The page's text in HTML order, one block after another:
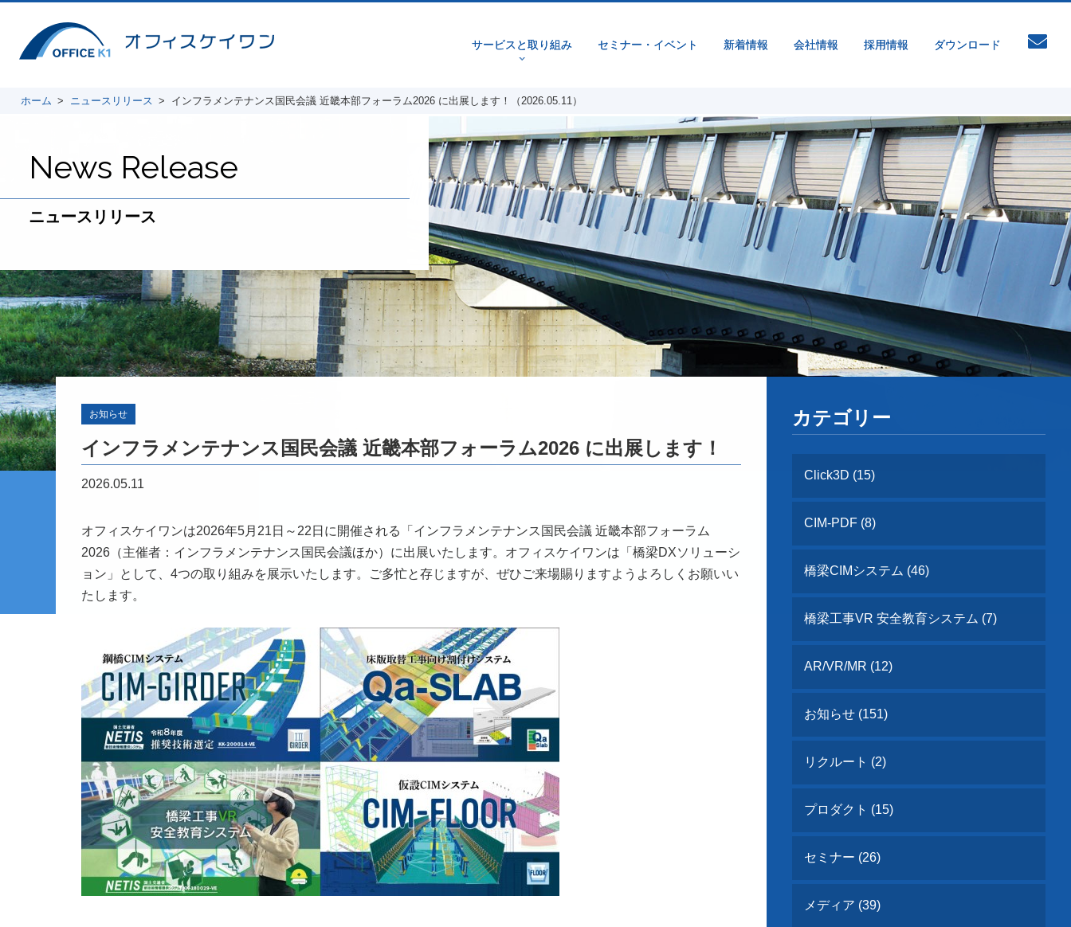
サービスと取り組み
v
セミナー・イベント 新着情報 会社情報 採用情報 ダウンロード
ホーム ニュースリリース インフラメンテナンス国民会議 近畿本部フォーラム2026 に出展します！（2026.05.11）
News Release
ニュースリリース
お知らせ
インフラメンテナンス国民会議 近畿本部フォーラム2026 に出展します！
2026.05.11
オフィスケイワンは2026年5月21日～22日に開催される「インフラメンテナンス国民会議 近畿本部フォーラム
2026（主催者：インフラメンテナンス国民会議ほか）に出展いたします。オフィスケイワンは「橋梁DXソリューシ
ョン」として、4つの取り組みを展示いたします。ご多忙と存じますが、ぜひご来場賜りますようよろしくお願いい
たします。
カテゴリー
Click3D (15)
CIM-PDF (8)
橋梁CIMシステム (46)
橋梁工事VR 安全教育システム (7)
AR/VR/MR (12)
お知らせ (151)
リクルート (2)
プロダクト (15)
セミナー (26)
メディア (39)